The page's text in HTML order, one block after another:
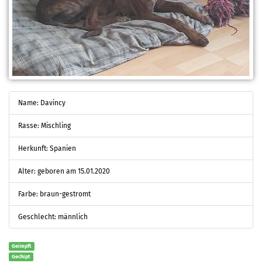
Name: Davincy
Rasse: Mischling
Herkunft: Spanien
Alter: geboren am 15.01.2020
Farbe: braun-gestromt
Geschlecht: männlich
Geimpft
Gechipt